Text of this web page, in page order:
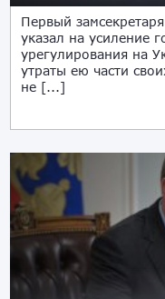
Первый
указал на усиление
урегулирования на
утраты ею части
не [...]